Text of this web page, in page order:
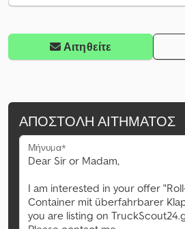
Αιτηθείτε
ΑΠΟΣΤΟΛΉ ΑΙΤΉΜΑΤΟΣ
Μήνυμα*